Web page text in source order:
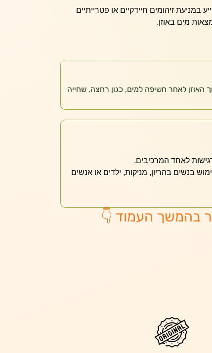
במניעת זיהומים חיידקיים או פטרייתיים
מים באוזן.
האוזן לאחר חשיפה למים, כגון רחצה, שחייה
לאחד המרכיבים.
בנשים בהריון, מניקות, ילדים או אנשים
בהמשך העמוד 👇